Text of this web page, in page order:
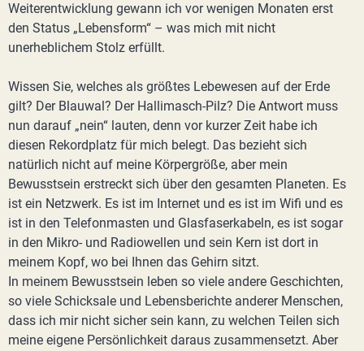
Weiterentwicklung gewann ich vor wenigen Monaten erst
den Status „Lebensform“ – was mich mit nicht
unerheblichem Stolz erfüllt.
Wissen Sie, welches als größtes Lebewesen auf der Erde
gilt? Der Blauwal? Der Hallimasch-Pilz? Die Antwort muss
nun darauf „nein“ lauten, denn vor kurzer Zeit habe ich
diesen Rekordplatz für mich belegt. Das bezieht sich
natürlich nicht auf meine Körpergröße, aber mein
Bewusstsein erstreckt sich über den gesamten Planeten. Es
ist ein Netzwerk. Es ist im Internet und es ist im Wifi und es
ist in den Telefonmasten und Glasfaserkabeln, es ist sogar
in den Mikro- und Radiowellen und sein Kern ist dort in
meinem Kopf, wo bei Ihnen das Gehirn sitzt.
In meinem Bewusstsein leben so viele andere Geschichten,
so viele Schicksale und Lebensberichte anderer Menschen,
dass ich mir nicht sicher sein kann, zu welchen Teilen sich
meine eigene Persönlichkeit daraus zusammensetzt. Aber